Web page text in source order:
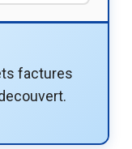
factures